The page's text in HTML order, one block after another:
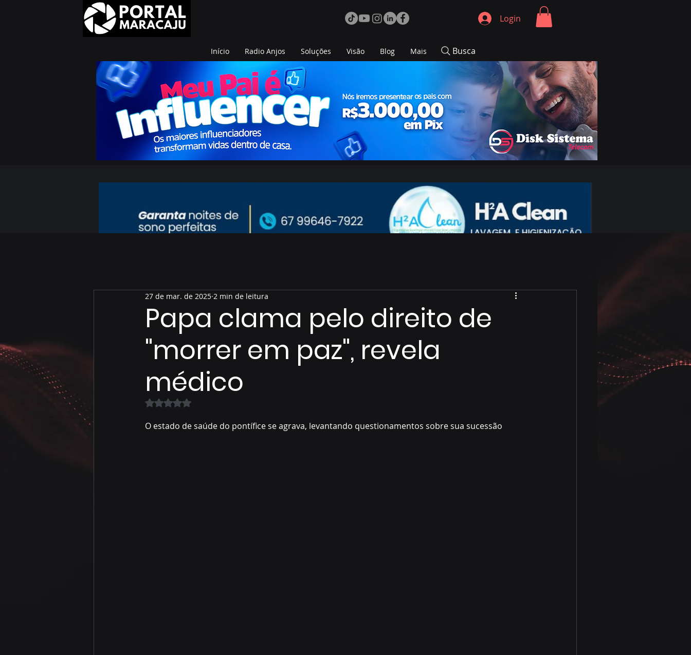
Login
Início Radio Anjos Soluções Visão Blog Mais Busca
Papa clama pelo direito de
"morrer em paz", revela
médico
27 de mar. de 2025 2 min de leitura
Avaliado com NaN de 5 estrelas.
O estado de saúde do pontífice se agrava, levantando questionamentos sobre sua sucessão